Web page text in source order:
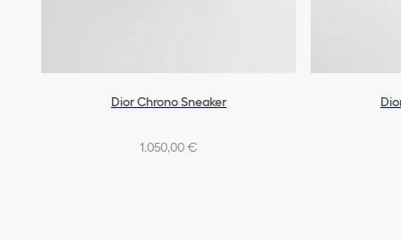
Dior Chrono Sneaker
1.050,00 €